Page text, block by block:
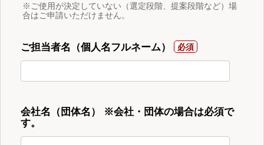
※ご使用が決定していない（選定段階、提案段階など）場
合はご申請いただけません。
ご担当者名（個人名フルネーム）
会社名（団体名） ※会社・団体の場合は必須で
す。